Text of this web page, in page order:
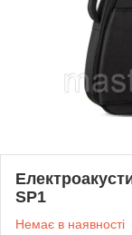
SP1
Немає в наявності